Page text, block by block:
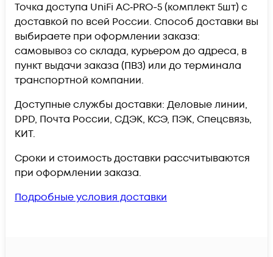
Toчка доступа UniFi AC‑PRO-5 (комплект 5шт) c
доставкой по всей России. Способ доставки вы
выбираете при оформлении заказа:
самовывоз со склада, курьером до адреса, в
пункт выдачи заказа (ПВЗ) или до терминала
транспортной компании.
Доступные службы доставки: Деловые линии,
DPD, Почта России, СДЭК, КСЭ, ПЭК, Спецсвязь,
КИТ.
Сроки и стоимость доставки рассчитываются
при оформлении заказа.
Подробные условия доставки